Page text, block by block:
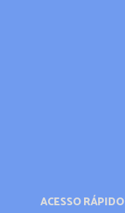
ACESSO RÁPIDO